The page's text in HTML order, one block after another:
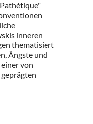
inneren
thematisiert
Ängste und
von